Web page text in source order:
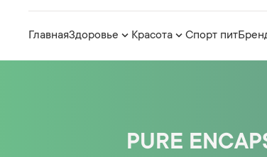
ГлавнаяЗдоровье Красота Спорт пит
PURE